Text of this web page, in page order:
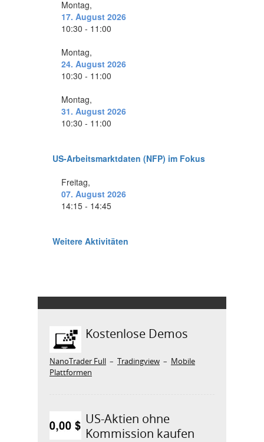
Kostenlose Demos
NanoTrader Full – Tradingview – Mobile
Plattformen
US-Aktien ohne
Kommission kaufen